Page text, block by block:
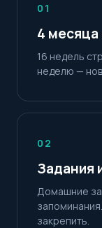
01
4 месяца
16 недель
неделю —
02
Задания
Домашние
закрепить.